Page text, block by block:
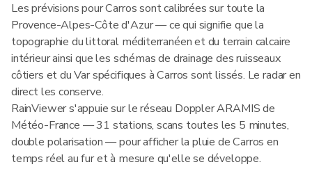
Les prévisions pour Carros sont calibrées sur toute la
Provence-Alpes-Côte d'Azur — ce qui signifie que la
topographie du littoral méditerranéen et du terrain calcaire
intérieur ainsi que les schémas de drainage des ruisseaux
côtiers et du Var spécifiques à Carros sont lissés. Le radar en
direct les conserve.
RainViewer s'appuie sur le réseau Doppler ARAMIS de
Météo-France — 31 stations, scans toutes les 5 minutes,
double polarisation — pour afficher la pluie de Carros en
temps réel au fur et à mesure qu'elle se développe.